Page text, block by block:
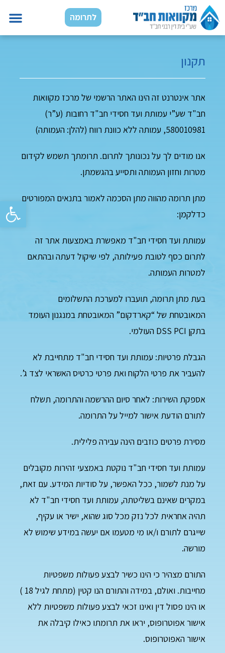
פתח סרגל נגישות
לתרומה
תקנון
אתר אינטרנט זה הינו האתר הרשמי של מרכז מקוואות
חב"ד שע”י עמותת ועד חסידי חב"ד רחובות (ע”ר)
580010981, עמותה ללא כוונת רווח (להלן: העמותה)
אנו מודים לך על נכונותך לתרום. תרומתך תשמש לקידום
מטרות וחזון העמותה ותסייע בהגשמתן.
מתן תרומה מהווה מתן הסכמה לאמור בתנאים המפורטים
כדלקמן:
עמותת ועד חסידי חב"ד מאפשרת באמצעות אתר זה
לתרום כסף לטובת פעילותה, לפי שיקול דעתה ובהתאם
למטרות העמותה.
בעת מתן תרומה, תועברו למערכת התשלומים
המאובטחת של “קארדקום” המאובטחת במנגנון העומד
בתקן DSS PCI העולמי.
הגבלת פרטיות: עמותת ועד חסידי חב"ד מתחייבת לא
להעביר את פרטי הלקוח ואת פרטי כרטיס האשראי לצד ג’.
אספקת השירות: לאחר סיום ההרשמה והתרומה, תשלח
לתורם הודעת אישור למייל על התרומה.
מסירת פרטים כוזבים הינה עבירה פלילית.
עמותת ועד חסידי חב"ד נוקטת באמצעי זהירות מקובלים
על מנת לשמור, ככל האפשר, על סודיות המידע. עם זאת,
במקרים שאינם בשליטתה, עמותת ועד חסידי חב"ד לא
תהיה אחראית לכל נזק מכל סוג שהוא, ישיר או עקיף,
שייגרם לתורם ו/או מי מטעמו אם יעשה במידע שימוש לא
מורשה.
התורם מצהיר כי הינו כשיר לבצע פעולות משפטיות
מחייבות. ואולם, במידה והתורם הנו קטין (מתחת לגיל 18 )
או הינו פסול דין ואינו זכאי לבצע פעולות משפטיות ללא
אישור אפוטרופוס, יראו את תרומתו כאילו קיבלה את
אישור האפוטרופוס.